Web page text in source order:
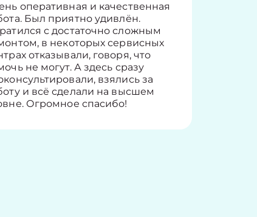
оперативная и качественная
Был приятно удивлён.
с достаточно сложным
в некоторых сервисных
отказывали, говоря, что
не могут. А здесь сразу
взялись за
и всё сделали на высшем
Огромное спасибо!